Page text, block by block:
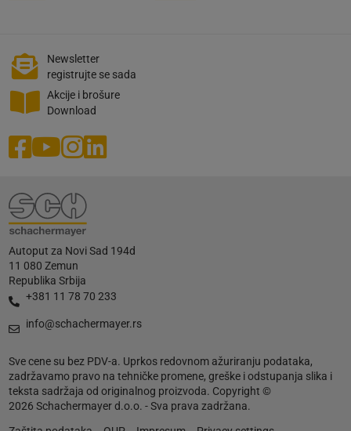
Newsletter
registrujte se sada
Akcije i brošure
Download
Autoput za Novi Sad 194d
11 080 Zemun
Republika Srbija
+381 11 78 70 233
info@schachermayer.rs
Sve cene su bez PDV-a. Uprkos redovnom ažuriranju podataka,
zadržavamo pravo na tehničke promene, greške i odstupanja slika i
teksta sadržaja od originalnog proizvoda. Copyright ©
2026 Schachermayer d.o.o. - Sva prava zadržana.